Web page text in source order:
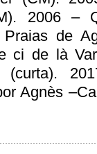
2006 –
de
ci de là
Agnès